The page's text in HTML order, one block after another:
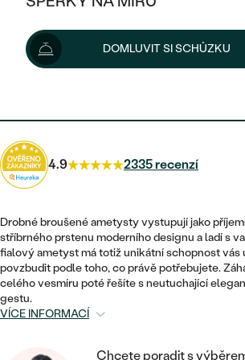
KOMBINOVANÉ ZLATO
DLE STYLU
ETERNITY
VINTAGE
NETRADIČNÍ
POSTRANNÍ KAMENY
HALO
VINTAGE
SNUBNÍ A ZÁSNUBNÍ SETY
NETRADIČNÍ
SESTAV SI SVŮJ PRSTEN
ZAČÍT S PRSTENEM
VÝPRODEJ
KDYŽ ŠPERKY POMÁHAJÍ
DLE TYPU
NÁUŠNICE
PRSTENY
PŘÍVĚSKY
NÁRAMKY
SETY
PÁNSKÉ ŠPERKY
PLATINOVÉ
PECKOVÉ
KRUHOVÉ
MINIMALISTICKÉ
VISACÍ
SOLITÉR
ZLATÉ
STŘÍBRNÉ
DLE STYLU
SOLITÉR
NAROZENÍ DÍTĚTE
PERSONALIZOVANÉ
SE ZNAMENÍM ZVĚROKRUHU
MINIMALISTICKÉ
ŠPERKY SKLADEM
VÝPRODEJ
DLE MATERIÁLU
ZLATÉ
PLATINOVÉ
DLE STYLU
ETERNITY
DOMLUVIT SI SCHŮZKU
5 940 Kč6 690 Kč
Dodání do 24 hod. nebo ihnedna prodejně
4.9 2335 recenzí
Drobné broušené ametysty vystupují jako
stříbrného prstenu moderního designu a ladí s
fialový ametyst má totiž unikátní schopnost vás
povzbudit podle toho, co právě potřebujete.
celého vesmíru poté řešíte s neutuchající
gestu.
VÍCE INFORMACÍ
Chcete poradit s